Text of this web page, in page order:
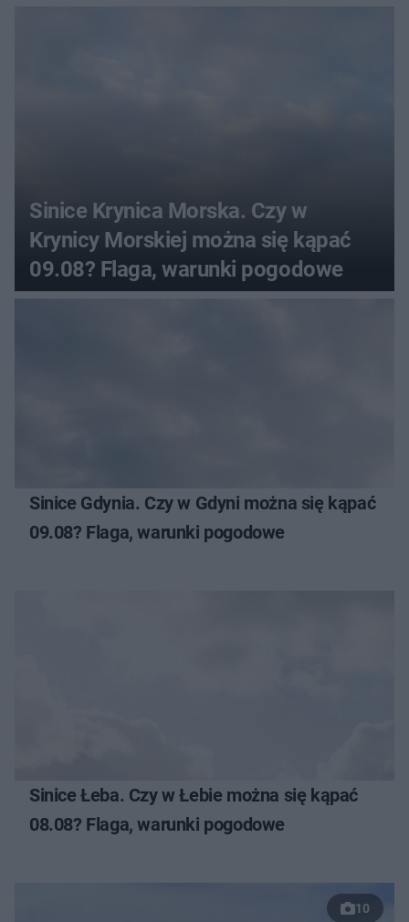
Sinice Krynica Morska. Czy w
Krynicy Morskiej można się kąpać
09.08? Flaga, warunki pogodowe
Sinice Gdynia. Czy w Gdyni można się kąpać
09.08? Flaga, warunki pogodowe
Sinice Łeba. Czy w Łebie można się kąpać
08.08? Flaga, warunki pogodowe
10